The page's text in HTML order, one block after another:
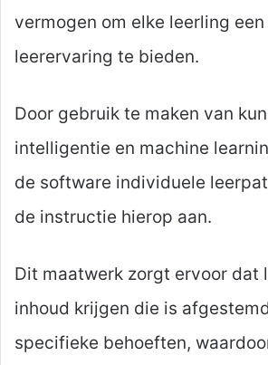
vermogen om elke leerling
leerervaring te bieden.
Door gebruik te maken van
intelligentie en machine
de software individuele
de instructie hierop aan.
Dit maatwerk zorgt ervoor dat
inhoud krijgen die is
specifieke behoeften,